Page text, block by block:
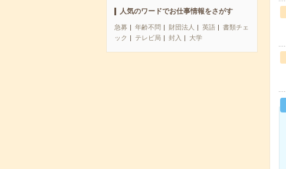
人気のワードでお仕事情報をさがす
急募 年齢不問 財団法人 英語
書類チェ
ック
テレビ局 封入 大学